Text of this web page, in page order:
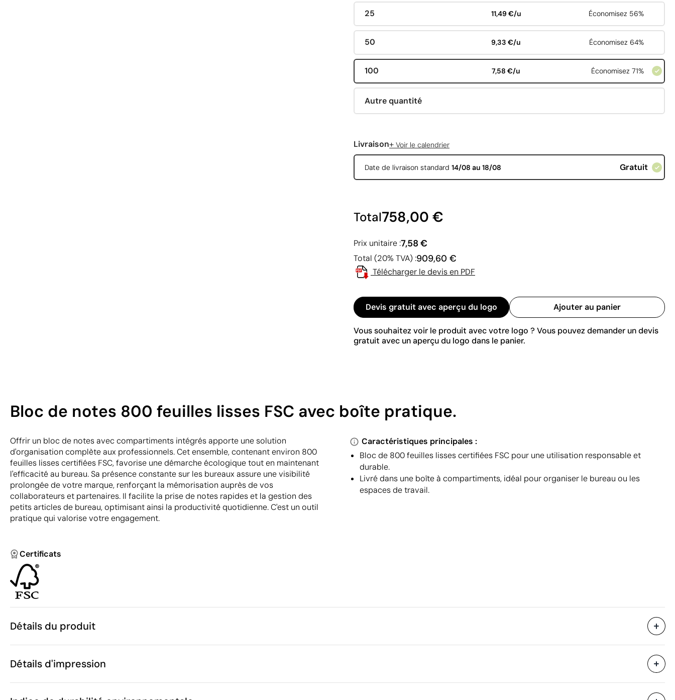
25 11,49 €/u Économisez 56%
50 9,33 €/u Économisez 64%
100 7,58 €/u Économisez 71%
Autre quantité
Livraison+ Voir le calendrier
Date de livraison standard 14/08 au 18/08 Gratuit
Total758,00 €
Prix unitaire :7,58 €
Total (20% TVA) :909,60 €
Télécharger le devis en PDF
Devis gratuit avec aperçu du logo Ajouter au panier
Vous souhaitez voir le produit avec votre logo ? Vous pouvez demander un devis
gratuit avec un aperçu du logo dans le panier.
Bloc de notes 800 feuilles lisses FSC avec boîte pratique.
Offrir un bloc de notes avec compartiments intégrés apporte une solution
d'organisation complète aux professionnels. Cet ensemble, contenant environ 800
feuilles lisses certifiées FSC, favorise une démarche écologique tout en maintenant
l'efficacité au bureau. Sa présence constante sur les bureaux assure une visibilité
prolongée de votre marque, renforçant la mémorisation auprès de vos
collaborateurs et partenaires. Il facilite la prise de notes rapides et la gestion des
petits articles de bureau, optimisant ainsi la productivité quotidienne. C'est un outil
pratique qui valorise votre engagement.
Caractéristiques principales :
Bloc de 800 feuilles lisses certifiées FSC pour une utilisation responsable et
durable.
Livré dans une boîte à compartiments, idéal pour organiser le bureau ou les
espaces de travail.
Certificats
Détails du produit
Caractéristiques
Code du produit
Emballage
Détails d'impression